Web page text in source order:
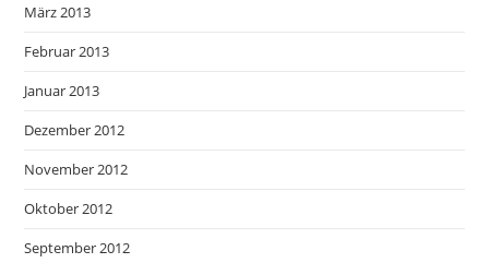
März 2013
Februar 2013
Januar 2013
Dezember 2012
November 2012
Oktober 2012
September 2012